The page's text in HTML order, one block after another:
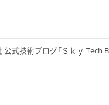
公式技術ブログ「Ｓｋｙ Tech